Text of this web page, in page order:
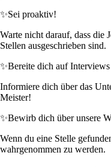
✨Sei proaktiv!
Warte nicht darauf, dass die
Stellen ausgeschrieben sind.
✨Bereite dich auf
Informiere dich über das
Meister!
✨Bewirb dich über unsere
Wenn du eine Stelle
wahrgenommen zu werden.